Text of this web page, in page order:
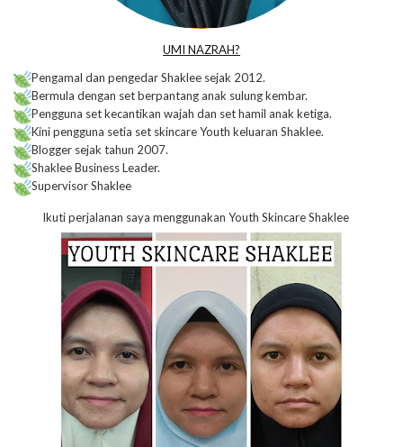
UMI NAZRAH?
Pengamal dan pengedar Shaklee sejak 2012.
Bermula dengan set berpantang anak sulung kembar.
Pengguna set kecantikan wajah dan set hamil anak ketiga.
Kini pengguna setia set skincare Youth keluaran Shaklee.
Blogger sejak tahun 2007.
Shaklee Business Leader.
Supervisor Shaklee
Ikuti perjalanan saya menggunakan Youth Skincare Shaklee